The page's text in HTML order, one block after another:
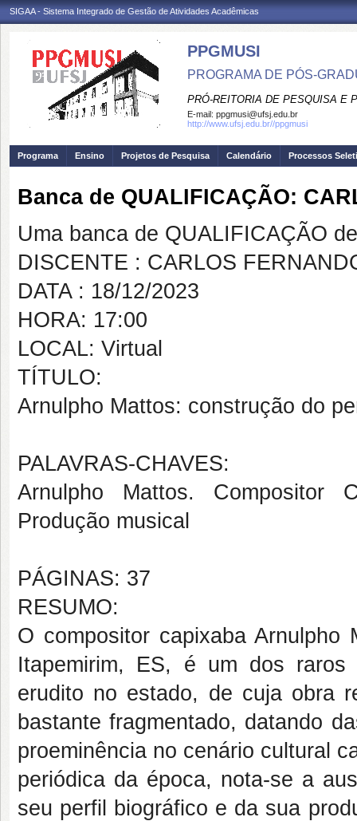
SIGAA - Sistema Integrado de Gestão de Atividades Acadêmicas
PPGMUSI
PROGRAMA DE PÓS-
PRÓ-REITORIA DE PESQUISA E
E-mail: ppgmusi@ufsj.edu.br
http://www.ufsj.edu.br//ppgmusi
Programa Ensino Projetos de Pesquisa Calendário Processos
Banca de QUALIFICAÇÃO:
Uma banca de QUALIFICAÇÃO
DISCENTE : CARLOS
DATA : 18/12/2023
HORA: 17:00
LOCAL: Virtual
TÍTULO:
Arnulpho Mattos: construção do
PALAVRAS-CHAVES:
Arnulpho Mattos. Compositor
Produção musical
PÁGINAS: 37
RESUMO:
O compositor capixaba Arnulpho
Itapemirim, ES, é um dos
erudito no estado, de cuja obra
bastante fragmentado, datando
proeminência no cenário cultural
periódica da época, nota-se a
seu perfil biográfico e da sua